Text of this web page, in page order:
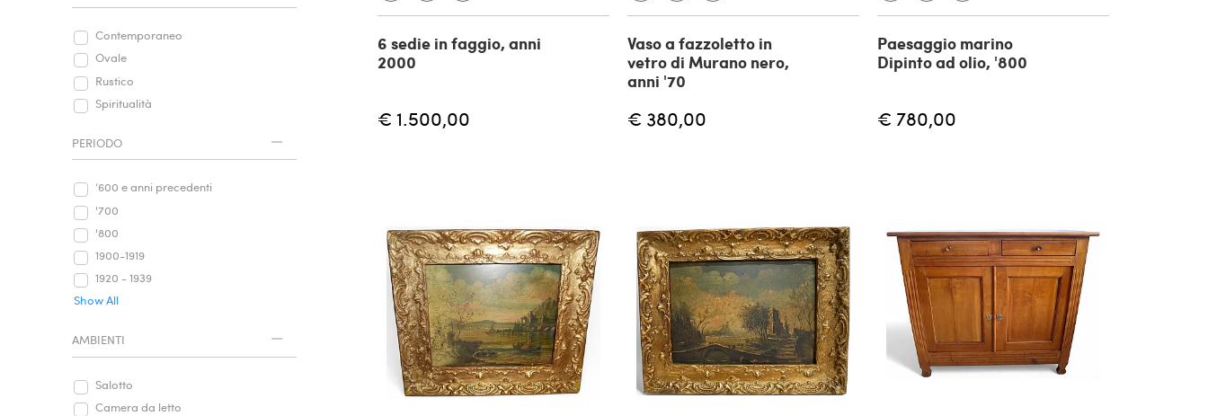
Contemporaneo
Ovale
Rustico
Spiritualità
PERIODO
‘600 e anni precedenti
'700
'800
1900-1919
1920 - 1939
Show All
AMBIENTI
Salotto
Camera da letto
6 sedie in faggio, anni
2000
€ 1.500,00
Vaso a fazzoletto in
vetro di Murano nero,
anni '70
€ 380,00
Paesaggio marino
Dipinto ad olio, '800
€ 780,00